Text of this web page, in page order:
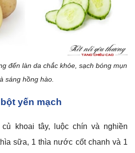
đến làn da chắc khỏe, sạch bóng mụn
sáng hồng hào.
yến mạch
khoai tây, luộc chín và nghiền
sữa, 1 thìa nước cốt chanh và 1